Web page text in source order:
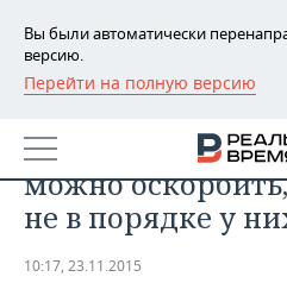
Вы были автоматически
версию.
Перейти на полную версию
РЕГИОНЫ
БАШКОРТОСТАН
ТАТАРСТАН
НОВОСТИ
АНАЛИТИКА
«Если люди
можно
не в порядке у
10:17, 23.11.2015